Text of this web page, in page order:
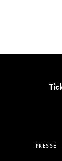
PRESSE